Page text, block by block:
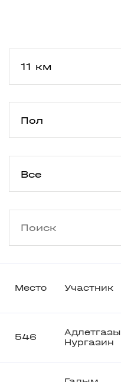
Место Участник
546
Адлетгазы
Нургазин